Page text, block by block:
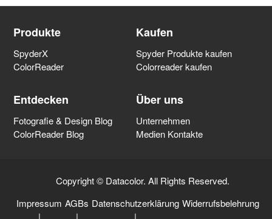
Produkte
SpyderX
ColorReader
Kaufen
Spyder Produkte kaufen
Colorreader kaufen
Entdecken
Fotografie & Design Blog
ColorReader Blog
Über uns
Unternehmen
Medien Kontakte
Copyright © Datacolor. All Rights Reserved.
Impressum
|
AGBs
|
Datenschutzerklärung
|
Widerrufsbelehrung